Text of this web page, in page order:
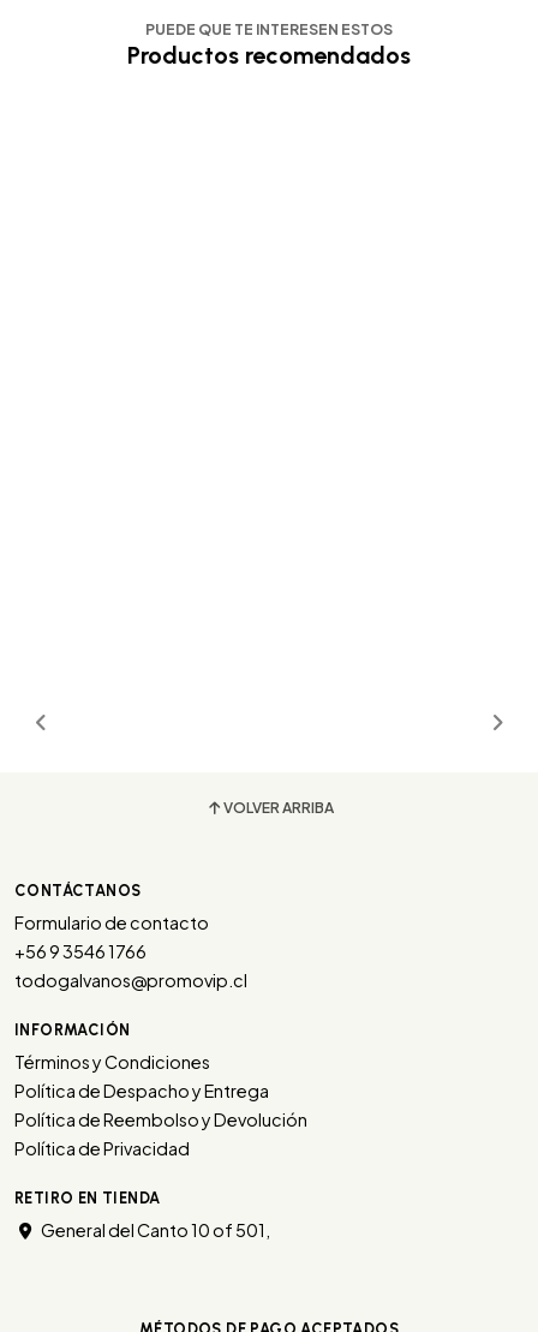
PUEDE QUE TE INTERESEN ESTOS
Productos recomendados
VOLVER ARRIBA
CONTÁCTANOS
Formulario de contacto
+56 9 3546 1766
todogalvanos@promovip.cl
INFORMACIÓN
Términos y Condiciones
Política de Despacho y Entrega
Política de Reembolso y Devolución
Política de Privacidad
RETIRO EN TIENDA
General del Canto 10 of 501,